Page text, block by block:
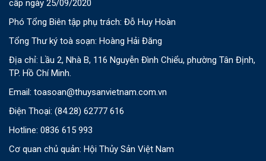
cấp ngày 25/09/2020
Phó Tổng Biên tập phụ trách: Đỗ Huy Hoàn
Tổng Thư ký toà soạn: Hoàng Hải Đăng
Địa chỉ: Lầu 2, Nhà B, 116 Nguyễn Đình Chiểu, phường Tân Định,
TP. Hồ Chí Minh.
Email: toasoan@thuysanvietnam.com.vn
Điện Thoại: (84.28) 62777 616
Hotline: 0836 615 993
Cơ quan chủ quản: Hội Thủy Sản Việt Nam